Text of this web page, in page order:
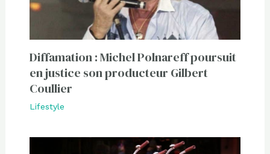
Diffamation : Michel Polnareff poursuit
en justice son producteur Gilbert
Coullier
Lifestyle